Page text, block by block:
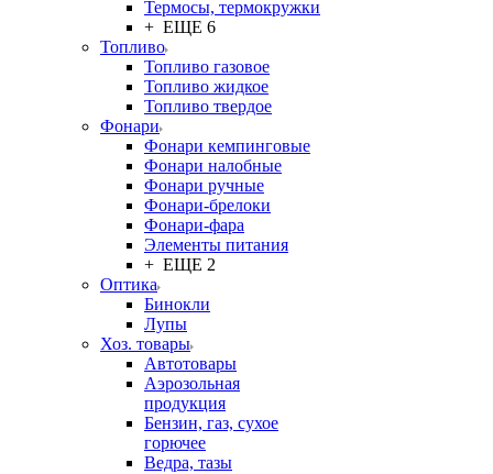
Термосы, термокружки
+ ЕЩЕ 6
Топливо
Топливо газовое
Топливо жидкое
Топливо твердое
Фонари
Фонари кемпинговые
Фонари налобные
Фонари ручные
Фонари-брелоки
Фонари-фара
Элементы питания
+ ЕЩЕ 2
Оптика
Бинокли
Лупы
Хоз. товары
Автотовары
Аэрозольная
продукция
Бензин, газ, сухое
горючее
Ведра, тазы